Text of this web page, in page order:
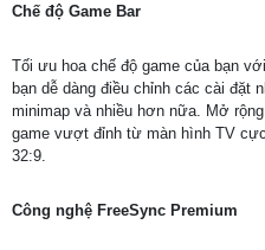
Chế độ Game Bar
Tối ưu hoa chế độ game của bạn
bạn dễ dàng điều chỉnh các cài đặt
minimap và nhiều hơn nữa. Mở
game vượt đỉnh từ màn hình TV
32:9.
Công nghệ FreeSync Premium